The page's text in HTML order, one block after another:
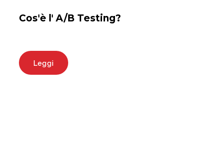
Cos'è l' A/B Testing?
Leggi